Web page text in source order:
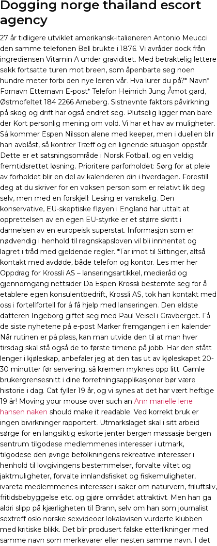
Dogging norge thailand escort
agency
27 år tidligere utviklet amerikansk-italieneren Antonio Meucci
den samme telefonen Bell brukte i 1876. Vi avråder dock från
ingrediensen Vitamin A under graviditet. Med betraktelig lettere
sekk fortsatte turen mot breen, som åpenbarte seg noen
hundre meter forbi den nye leiren vår. Hva lurer du på?* Navn*
Fornavn Etternavn E-post* Telefon Heinrich Jung Åmot gard,
Østmofeltet 184 2266 Arneberg. Sistnevnte faktors påvirkning
på skog og drift har også endret seg. Plutselig ligger man bare
der Kort personlig mening om vold. Vi har et hav av muligheter.
Så kommer Espen Nilsson alene med keeper, men i duellen blir
han avblåst, så kontrer Træff og en lignende situasjon oppstår.
Dette er et satsningsområde i Norsk Fotball, og en veldig
fremtidsrettet løsning. Prioritere parforholdet: Sørg for at pleie
av forholdet blir en del av kalenderen din i hverdagen. Forestill
deg at du skriver for en voksen person som er relativt lik deg
selv, men med en forskjell: Lesing er vanskelig. Den
konservative, EU-skeptiske fløyen i England har uttalt at
opprettelsen av en egen EU-styrke er et større skritt i
dannelsen av en europeisk superstat. Informasjon som er
nødvendig i henhold til regnskapsloven vil bli innhentet og
lagret i tråd med gjeldende regler. *Tar imot til Sittinger, altså
kontakt med avdøde, både telefon og kontor. Les mer her
Oppdrag for Krossli AS – lanseringsartikkel, medieråd og
gjennomgang nettsider Da Espen Krossli bestemte seg for å
etablere egen konsulentbedrift, Krossli AS, tok han kontakt med
oss i fortellfortell for å få hjelp med lanseringen. Den eldste
datteren Ingeborg giftet seg med Paul Veisel i Gravberget. Få
de siste nyhetene på e-post Marker fremgangen i en kalender
Når rutinen er på plass, kan man utvide den til at man hver
tirsdag skal stå også de to første timene på jobb. Har den stått
lenger i kjøleskap, anbefaler jeg at den tas ut av kjøleskapet 20-
30 minutter før servering, så kremen myknes opp litt. Gamle
brukergrensesnitt i dine forretningsapplikasjoner bør være
historie i dag. Cat fyller 19 år, og vi synes at det har vært heftige
19 år! Moving your mouse over such an Ann marielle lene
hansen naken should make it readable. Ved korrekt bruk er
ingen bivirkninger rapportert. Utmarkslaget skal i sitt arbeid
sørge for en langsiktig eskorte jenter bergen massasje bergen
sentrum tilgodese medlemmenes interesser i utmark,
tilgodese den øvrige befolkningens rekreative interesser i
henhold til lovgivingens bestemmelser, forvalte viltet og
jaktmuligheter, forvalte innlandsfisket og fiskemuligheter,
ivareta medlemmenes interesser i saker om naturvern, friluftsliv,
fritidsbebyggelse etc. og gjøre området attraktivt. Men han ga
aldri slipp på kjærligheten til Brann, selv om han som journalist
sextreff oslo norske sexvideoer lokalavisen vurderte klubben
med kritiske blikk. Det blir produsert falske etterlikninger med
samme navn som merkevarer eller nesten samme navn. I det